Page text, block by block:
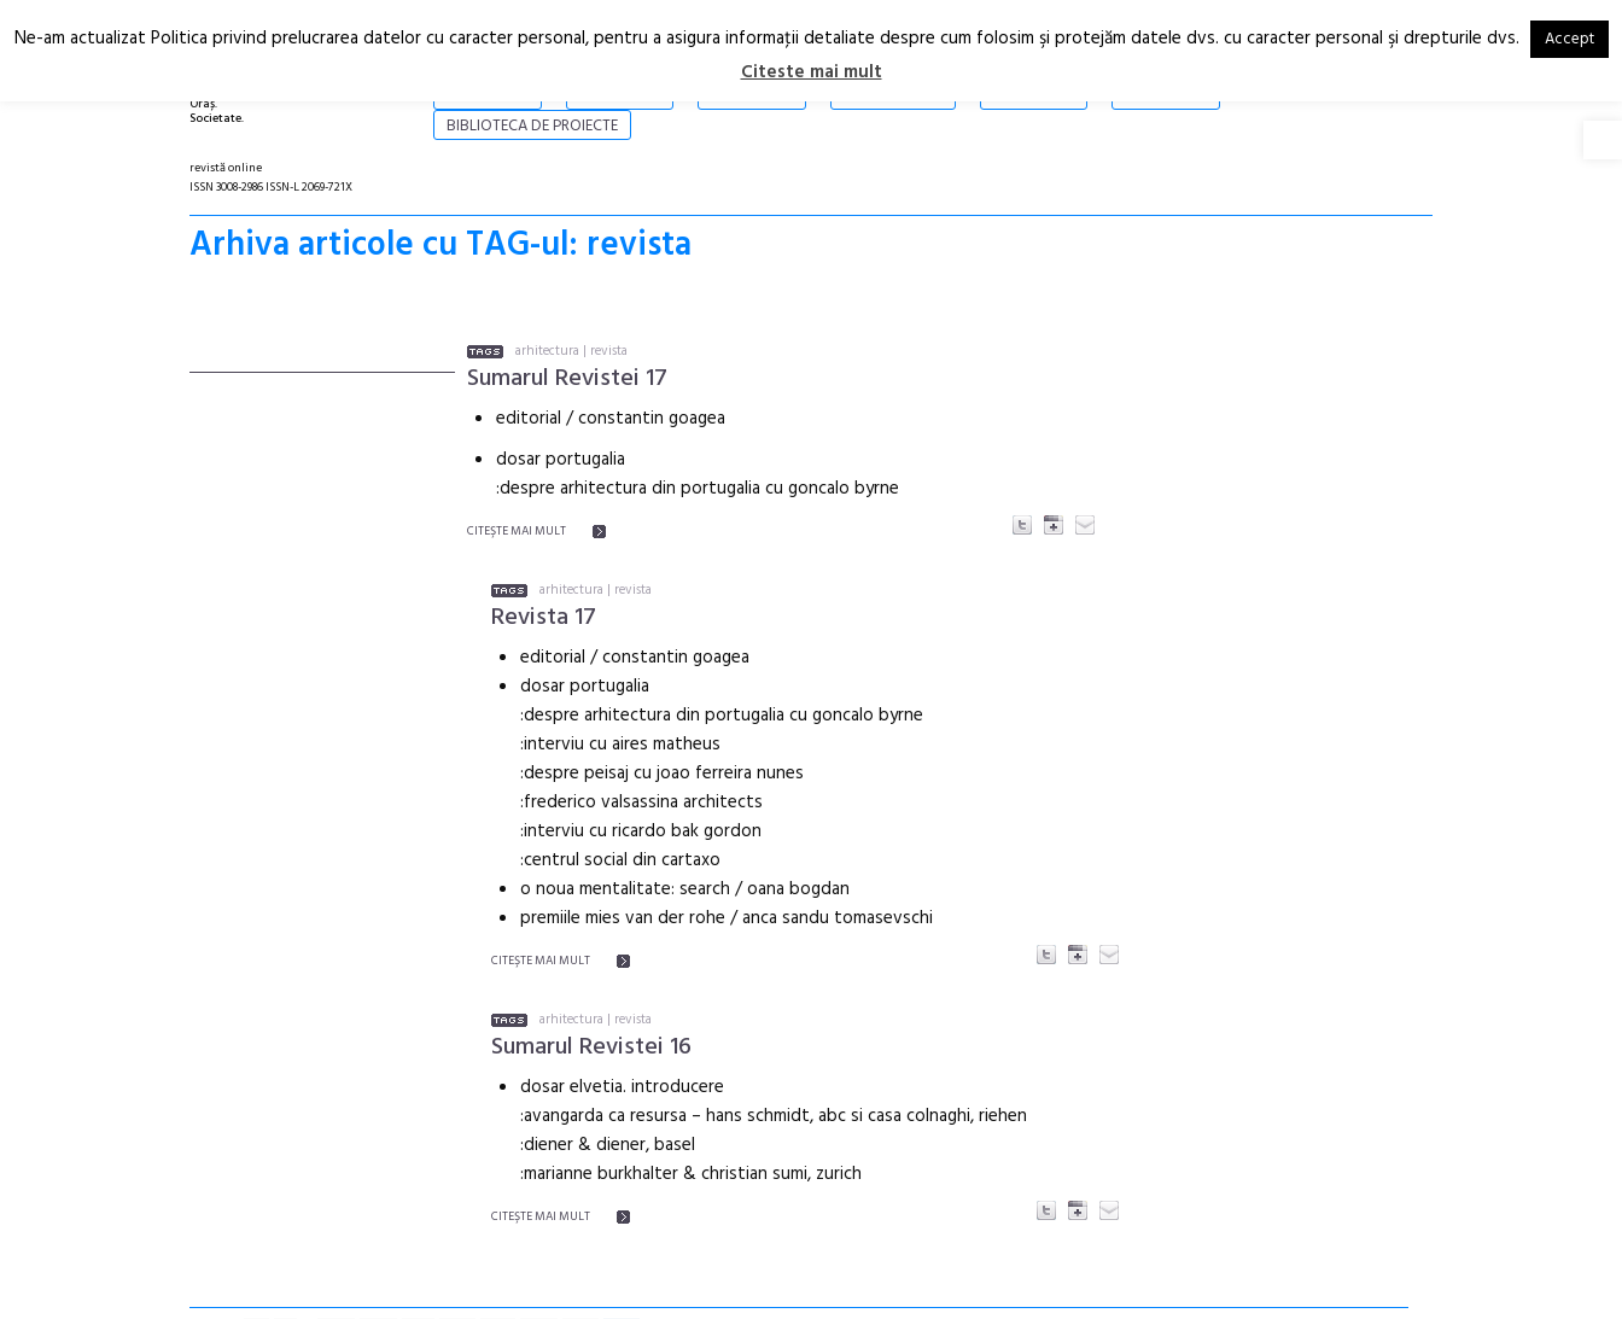
Oraș.
Societate.
RO
EN
BIBLIOTECA DE PROIECTE
revistă online
ISSN 3008-2986 ISSN-L 2069-721X
Arhiva articole cu TAG-ul: revista
arhitectura | revista
Sumarul Revistei 17
editorial / constantin goagea
dosar portugalia
:despre arhitectura din portugalia cu goncalo byrne
CITEŞTE MAI MULT
arhitectura | revista
Revista 17
editorial / constantin goagea
dosar portugalia
:despre arhitectura din portugalia cu goncalo byrne
:interviu cu aires matheus
:despre peisaj cu joao ferreira nunes
:frederico valsassina architects
:interviu cu ricardo bak gordon
:centrul social din cartaxo
o noua mentalitate: search / oana bogdan
premiile mies van der rohe / anca sandu tomasevschi
CITEŞTE MAI MULT
arhitectura | revista
Sumarul Revistei 16
dosar elvetia. introducere
:avangarda ca resursa – hans schmidt, abc si casa colnaghi, riehen
:diener & diener, basel
:marianne burkhalter & christian sumi, zurich
CITEŞTE MAI MULT
Ne-am actualizat Politica privind prelucrarea datelor cu caracter personal, pentru a asigura informaţii detaliate despre cum folosim şi protejăm datele dvs. cu caracter personal şi drepturile dvs. Accept
Citeste mai mult